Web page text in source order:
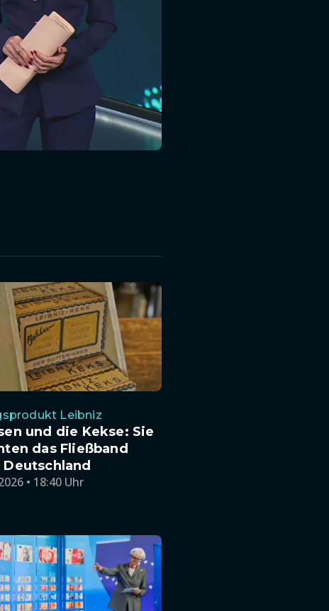
Leibniz
und die Kekse: Sie
das Fließband
Deutschland
• 18:40 Uhr